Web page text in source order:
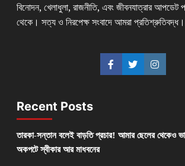
বিনোদন, খেলাধুলা, রাজনীতি, এবং জীবনযাত্রার আপডেট
থেকে। সত্য ও নিরপেক্ষ সংবাদে আমরা প্রতিশ্রুতিবদ্ধ।
Recent Posts
তারকা-সন্তান বলেই বাড়তি প্রচার! আমার ছেলের থেকেও
অকপটে স্বীকার আর মাধবনের